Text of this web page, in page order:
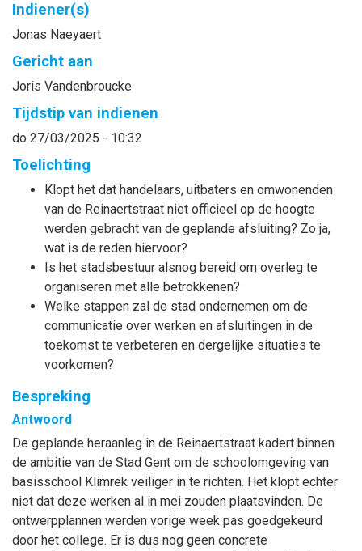
Indiener(s)
Jonas Naeyaert
Gericht aan
Joris Vandenbroucke
Tijdstip van indienen
do 27/03/2025 - 10:32
Toelichting
Klopt het dat handelaars, uitbaters en omwonenden
van de Reinaertstraat niet officieel op de hoogte
werden gebracht van de geplande afsluiting? Zo ja,
wat is de reden hiervoor?
Is het stadsbestuur alsnog bereid om overleg te
organiseren met alle betrokkenen?
Welke stappen zal de stad ondernemen om de
communicatie over werken en afsluitingen in de
toekomst te verbeteren en dergelijke situaties te
voorkomen?
Bespreking
Antwoord
De geplande heraanleg in de Reinaertstraat kadert binnen
de ambitie van de Stad Gent om de schoolomgeving van
basisschool Klimrek veiliger in te richten. Het klopt echter
niet dat deze werken al in mei zouden plaatsvinden. De
ontwerpplannen werden vorige week pas goedgekeurd
door het college. Er is dus nog geen concrete